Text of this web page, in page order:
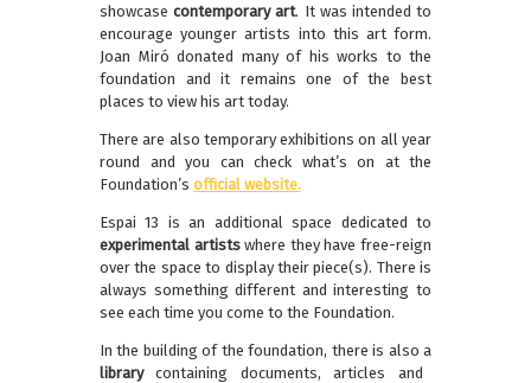
showcasecontemporary art. It was intended to
encourage younger artists into this art form.
Joan Miró donated many of his works to the
foundation and it remains one of the best
places to view his art today.
There are also temporary exhibitions on all year
round and you can check what’s on at the
Foundation’s official website.
Espai 13 is an additional space dedicated to
experimental artistswhere they have free-reign
over the space to display their piece(s). There is
always something different and interesting to
see each time you come to the Foundation.
In the building of the foundation, there is also a
librarycontaining documents, articles and